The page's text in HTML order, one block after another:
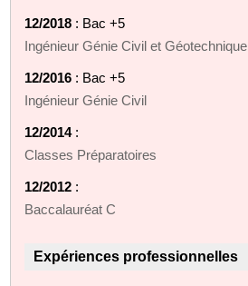
12/2018 : Bac +5
Ingénieur Génie Civil et Géotechnique
12/2016 : Bac +5
Ingénieur Génie Civil
12/2014:
Classes Préparatoires
12/2012 :
Baccalauréat C
Expériences professionnelles